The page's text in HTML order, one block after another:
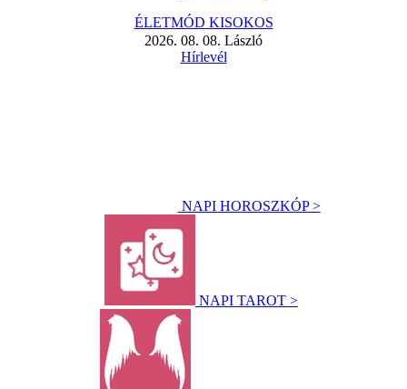
ÉLETMÓD KISOKOS
2026. 08. 08. László
Hírlevél
NAPI HOROSZKÓP >
NAPI TAROT >